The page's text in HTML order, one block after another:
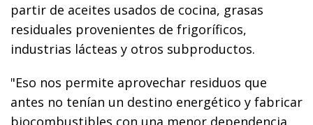
partir de aceites usados de cocina, grasas
residuales provenientes de frigoríficos,
industrias lácteas y otros subproductos.
"Eso nos permite aprovechar residuos que
antes no tenían un destino energético y fabricar
biocombustibles con una menor dependencia